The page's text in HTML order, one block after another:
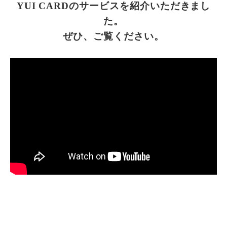
YUI CARDのサービスを紹介いただきまし
た。
ぜひ、ご覧ください。